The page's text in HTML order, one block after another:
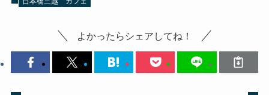
よかったらシェアしてね！